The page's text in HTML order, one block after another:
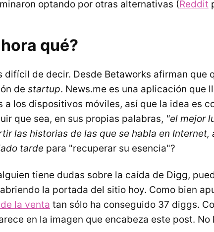
optando por otras alternativas (Reddit
qué?
difícil de decir. Desde Betaworks afirman que
de startup. News.me es una aplicación que
a los dispositivos móviles, así que la idea es
que sea, en sus propias palabras, "el mejor
las historias de las que se habla en Internet,
tarde para "recuperar su esencia"?
tiene dudas sobre la caída de Digg,
la portada del sitio hoy. Como bien
la venta tan sólo ha conseguido 37 diggs.
en la imagen que encabeza este post.